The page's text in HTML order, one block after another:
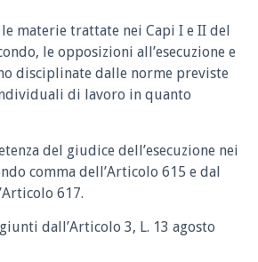
materie trattate nei Capi I e II del
le opposizioni all’esecuzione e
disciplinate dalle norme previste
di lavoro in quanto
del giudice dell’esecuzione nei
comma dell’Articolo 615 e dal
617.
dall’Articolo 3, L. 13 agosto